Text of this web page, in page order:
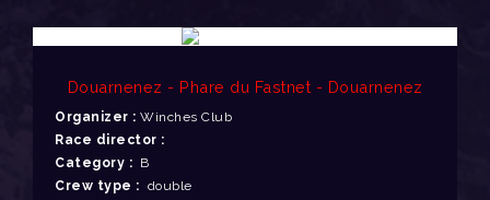
Douarnenez - Phare du Fastnet - Douarnenez
Organizer : Winches Club
Race director :
Category : B
Crew type : double